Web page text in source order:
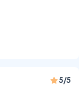
5/5